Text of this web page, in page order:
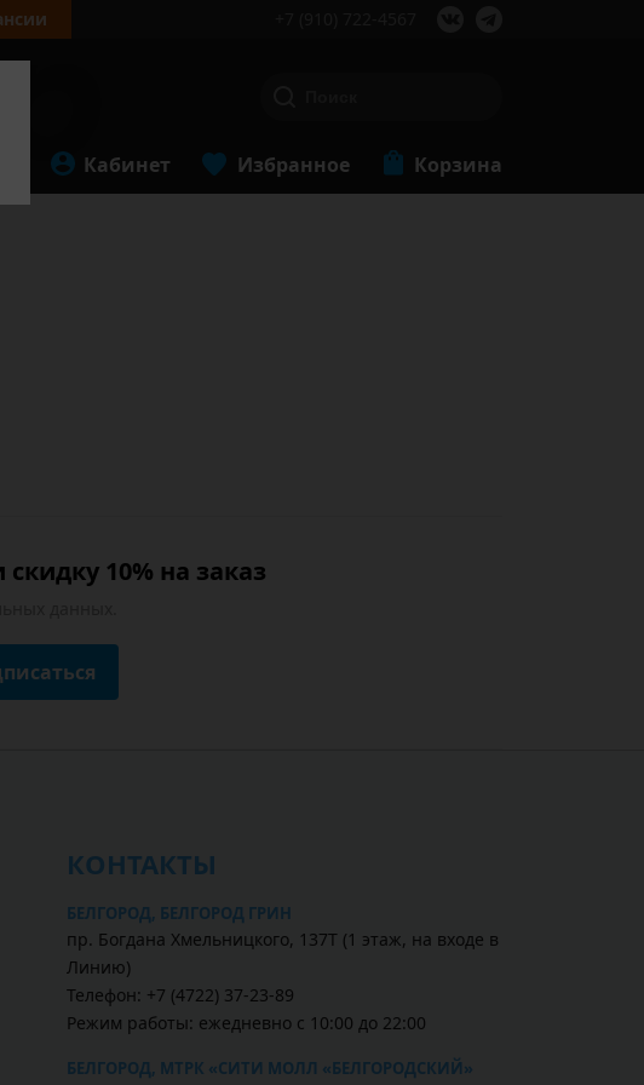
Кабинет Избранное Корзина
10% на заказ
КОНТАКТЫ
БЕЛГОРОД, БЕЛГОРОД ГРИН
пр. Богдана Хмельницкого, 137Т (1 этаж, на входе в
Линию)
Телефон: +7 (4722) 37-23-89
Режим работы: ежедневно с 10:00 до 22:00
БЕЛГОРОД, МТРК «СИТИ МОЛЛ «БЕЛГОРОДСКИЙ»